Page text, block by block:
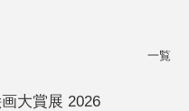
一覧
大賞展 2026